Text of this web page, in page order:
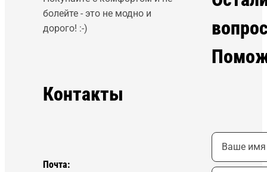
болейте - это не модно и
дорого! :-)
Контакты
Почта: